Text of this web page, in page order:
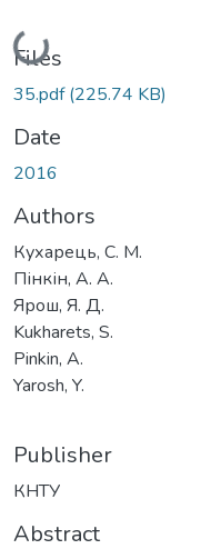
Loading...
Files
35.pdf(225.74 KB)
Date
2016
Authors
Кухарець, С. М.
Пінкін, А. А.
Ярош, Я. Д.
Kukharets, S.
Pinkin, А.
Yarosh, Y.
Publisher
КНТУ
Abstract